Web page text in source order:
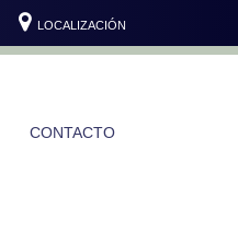
LOCALIZACIÓN
CONTACTO